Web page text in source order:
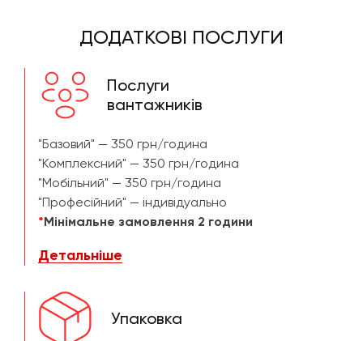
ДОДАТКОВІ ПОСЛУГИ
Послуги
вантажників
"Базовий" — 350 грн/година
"Комплексний" — 350 грн/година
"Мобільний" — 350 грн/година
"Професійний" — індивідуально
*Мінімальне замовлення 2 години
Детальніше
Упаковка